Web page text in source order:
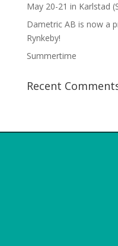
May 20-21 in Karlstad
Dametric AB is now a
Rynkeby!
Summertime
Recent